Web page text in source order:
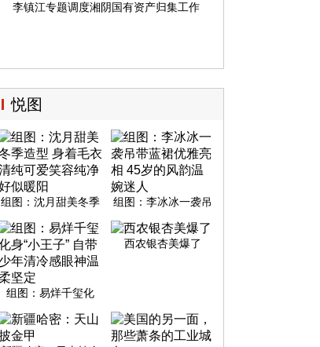
李镇江专题调度湘阴国有资产归集工作
悦图
组图：沈月甜美冬季
爱笑容纯净好似暖阳
组图：李冰冰一袭吊
的风韵温婉迷人
组图：易烊千玺化
清冷感眼神温柔坚定
西农银杏美爆了